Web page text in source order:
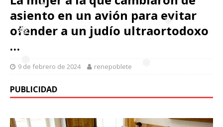
❅
❅
❅
❅
asiento en un avión para evitar
ofender a un judío ultraortodoxo
…
9 de febrero de 2024 renepoblete
PUBLICIDAD